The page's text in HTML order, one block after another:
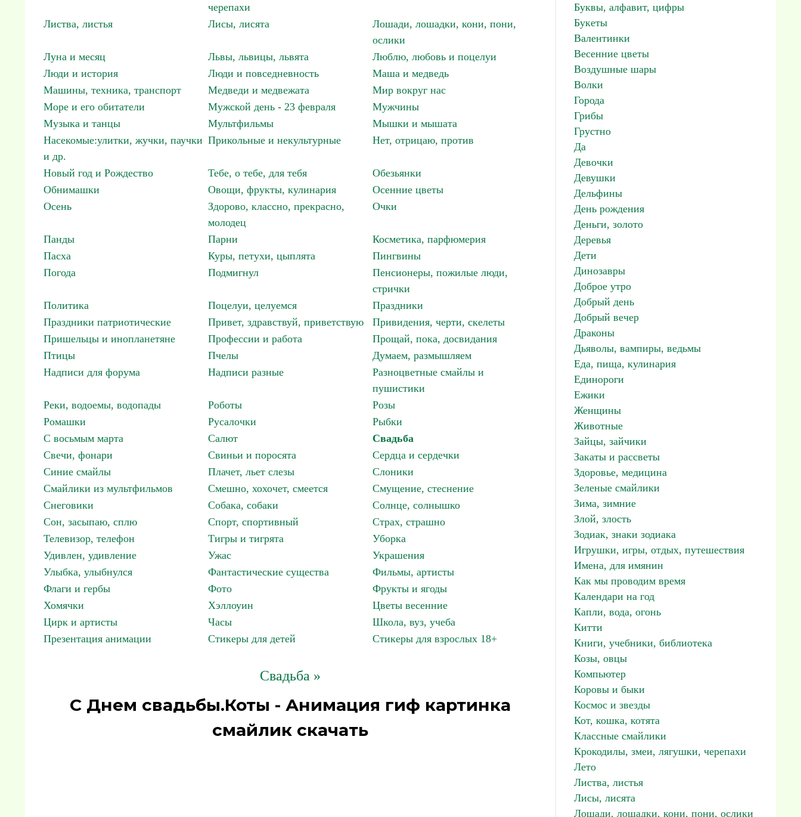
черепахи
Листва, листья Лисы, лисята
Лошади, лошадки, кони, пони,
ослики
Луна и месяц
Львы, львицы, львята
Люблю, любовь и поцелуи
Люди и история
Люди и повседневность
Маша и медведь
Машины, техника, транспорт
Медведи и медвежата
Мир вокруг нас
Море и его обитатели
Мужской день - 23 февраля
Мужчины
Музыка и танцы
Мультфильмы
Мышки и мышата
Насекомые:улитки, жучки, паучки
и др.
Прикольные и некультурные Нет, отрицаю, против
Новый год и Рождество Тебе, о тебе, для тебя
Обезьянки
Обнимашки
Овощи, фрукты, кулинария
Осенние цветы
Осень
Здорово, классно, прекрасно,
молодец
Очки
Панды Парни
Косметика, парфюмерия
Пасха
Куры, петухи, цыплята
Пингвины
Погода
Подмигнул
Пенсионеры, пожилые люди,
стрички
Политика
Поцелуи, целуемся
Праздники
Праздники патриотические
Привет, здравствуй, приветствую
Привидения, черти, скелеты
Пришельцы и инопланетяне
Профессии и работа
Прощай, пока, досвидания
Птицы
Пчелы
Думаем, размышляем
Надписи для форума
Надписи разные
Разноцветные смайлы и
пушистики
Реки, водоемы, водопады
Роботы
Розы
Ромашки
Русалочки
Рыбки
С восьмым марта
Салют
Свадьба
Свечи, фонари
Свиньи и поросята
Сердца и сердечки
Синие смайлы
Плачет, льет слезы
Слоники
Смайлики из мультфильмов
Смешно, хохочет, смеется
Смущение, стеснение
Снеговики
Собака, собаки
Солнце, солнышко
Сон, засыпаю, сплю
Спорт, спортивный
Страх, страшно
Телевизор, телефон
Тигры и тигрята
Уборка
Удивлен, удивление
Ужас
Украшения
Улыбка, улыбнулся
Фантастические существа
Фильмы, артисты
Флаги и гербы
Фото
Фрукты и ягоды
Хомячки
Хэллоуин
Цветы весенние
Цирк и артисты
Часы
Школа, вуз, учеба
Презентация анимации
Стикеры для детей Стикеры для взрослых 18+
Свадьба »
С Днем свадьбы.Коты - Анимация гиф картинка
смайлик скачать
Буквы, алфавит, цифры
Букеты
Валентинки
Весенние цветы
Воздушные шары
Волки
Города
Грибы
Грустно
Да
Девочки
Девушки
Дельфины
День рождения
Деньги, золото
Деревья
Дети
Динозавры
Доброе утро
Добрый день
Добрый вечер
Драконы
Дьяволы, вампиры, ведьмы
Еда, пища, кулинария
Единороги
Ежики
Женщины
Животные
Зайцы, зайчики
Закаты и рассветы
Здоровье, медицина
Зеленые смайлики
Зима, зимние
Злой, злость
Зодиак, знаки зодиака
Игрушки, игры, отдых, путешествия
Имена, для имянин
Как мы проводим время
Календари на год
Капли, вода, огонь
Китти
Книги, учебники, библиотека
Козы, овцы
Компьютер
Коровы и быки
Космос и звезды
Кот, кошка, котята
Классные смайлики
Крокодилы, змеи, лягушки, черепахи
Лето
Листва, листья
Лисы, лисята
Лошади, лошадки, кони, пони, ослики